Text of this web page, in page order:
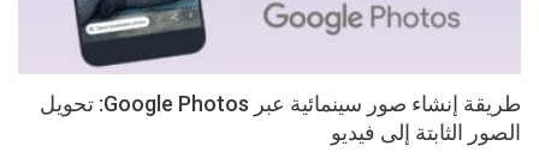
طريقة إنشاء صور سينمائية عبر Google Photos: تحويل
الصور الثابتة إلى فيديو